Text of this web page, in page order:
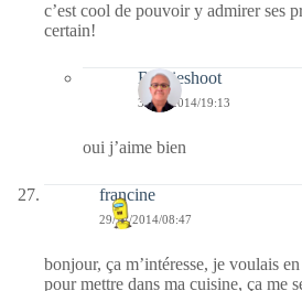
c’est cool de pouvoir y admirer ses
certain!
Bernieshoot
30/12/2014/19:13
oui j’aime bien
francine
29/12/2014/08:47
bonjour, ça m’intéresse, je voulais
pour mettre dans ma cuisine, ça me